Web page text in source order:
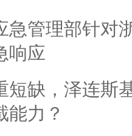
急管理部针对
响应
短缺，泽连斯
能力？